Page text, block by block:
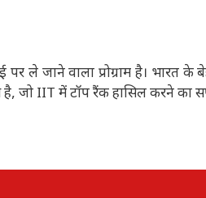
ले जाने वाला प्रोग्राम है। भारत के
है, जो IIT में टॉप रैंक हासिल करने का